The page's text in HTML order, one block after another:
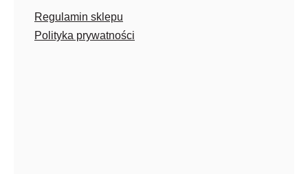
Regulamin sklepu
Polityka prywatności